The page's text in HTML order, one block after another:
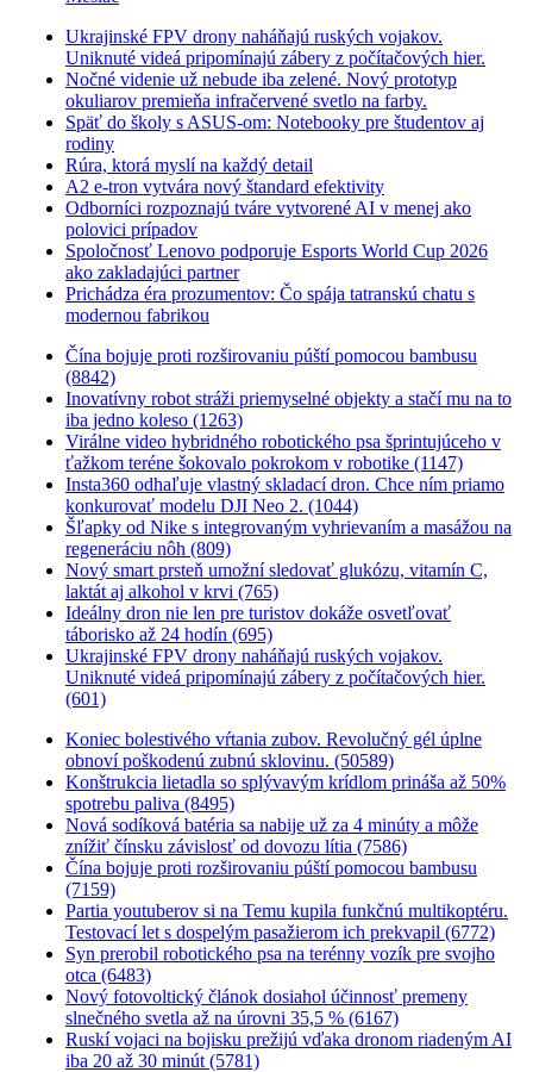
Ukrajinské FPV drony naháňajú ruských vojakov.
Uniknuté videá pripomínajú zábery z počítačových hier.
Nočné videnie už nebude iba zelené. Nový prototyp
okuliarov premieňa infračervené svetlo na farby.
Späť do školy s ASUS-om: Notebooky pre študentov aj
rodiny
Rúra, ktorá myslí na každý detail
A2 e-tron vytvára nový štandard efektivity
Odborníci rozpoznajú tváre vytvorené AI v menej ako
polovici prípadov
Spoločnosť Lenovo podporuje Esports World Cup 2026
ako zakladajúci partner
Prichádza éra prozumentov: Čo spája tatranskú chatu s
modernou fabrikou
Čína bojuje proti rozširovaniu púští pomocou bambusu
(8842)
Inovatívny robot stráži priemyselné objekty a stačí mu na to
iba jedno koleso (1263)
Virálne video hybridného robotického psa šprintujúceho v
ťažkom teréne šokovalo pokrokom v robotike (1147)
Insta360 odhaľuje vlastný skladací dron. Chce ním priamo
konkurovať modelu DJI Neo 2. (1044)
Šľapky od Nike s integrovaným vyhrievaním a masážou na
regeneráciu nôh (809)
Nový smart prsteň umožní sledovať glukózu, vitamín C,
laktát aj alkohol v krvi (765)
Ideálny dron nie len pre turistov dokáže osvetľovať
táborisko až 24 hodín (695)
Ukrajinské FPV drony naháňajú ruských vojakov.
Uniknuté videá pripomínajú zábery z počítačových hier.
(601)
Koniec bolestivého vŕtania zubov. Revolučný gél úplne
obnoví poškodenú zubnú sklovinu. (50589)
Konštrukcia lietadla so splývavým krídlom prináša až 50%
spotrebu paliva (8495)
Nová sodíková batéria sa nabije už za 4 minúty a môže
znížiť čínsku závislosť od dovozu lítia (7586)
Čína bojuje proti rozširovaniu púští pomocou bambusu
(7159)
Partia youtuberov si na Temu kupila funkčnú multikoptéru.
Testovací let s dospelým pasažierom ich prekvapil (6772)
Syn prerobil robotického psa na terénny vozík pre svojho
otca (6483)
Nový fotovoltický článok dosiahol účinnosť premeny
slnečného svetla až na úrovni 35,5 % (6167)
Ruskí vojaci na bojisku prežijú vďaka dronom riadeným AI
iba 20 až 30 minút (5781)